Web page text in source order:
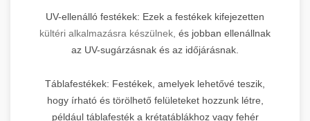
UV-ellenálló festékek: Ezek a festékek kifejezetten
kültéri alkalmazásra készülnek, és jobban ellenállnak
az UV-sugárzásnak és az időjárásnak.
Táblafestékek: Festékek, amelyek lehetővé teszik,
hogy írható és törölhető felületeket hozzunk létre,
például táblafesték a krétatáblákhoz vagy fehér